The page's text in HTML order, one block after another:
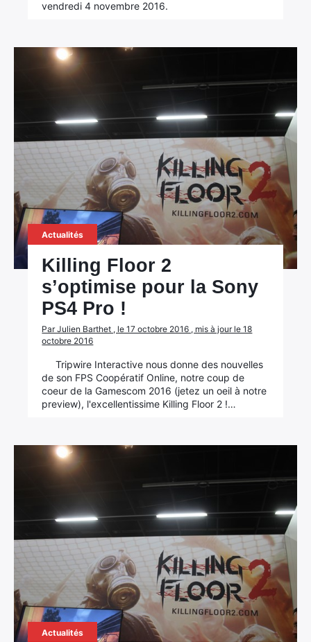
vendredi 4 novembre 2016.
Actualités
Killing Floor 2
s’optimise pour la Sony
PS4 Pro !
Par Julien Barthet , le 17 octobre 2016 , mis à jour le 18
octobre 2016
Tripwire Interactive nous donne des nouvelles
de son FPS Coopératif Online, notre coup de
coeur de la Gamescom 2016 (jetez un oeil à notre
preview), l'excellentissime Killing Floor 2 !…
Actualités